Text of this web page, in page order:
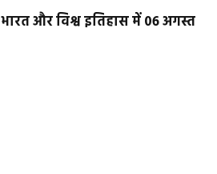
भारत और विश्व इतिहास में 06 अगस्त